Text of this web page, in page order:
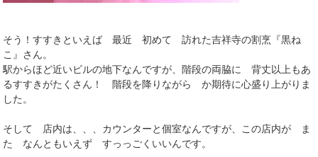
そう！すすきといえば 最近 初めて 訪れた吉祥寺の割烹『黒ね
こ』さん。
駅からほど近いビルの地下なんですが、階段の両脇に 背丈以上もあ
るすすきがたくさん！ 階段を降りながら か期待に心盛り上がりま
した。
そして 店内は、、、カウンターと個室なんですが、この店内が ま
た なんともいえず すっっごくいいんです。